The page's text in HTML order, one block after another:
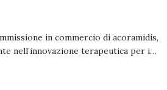
in commercio di acoramidis,
nell’innovazione terapeutica per i…